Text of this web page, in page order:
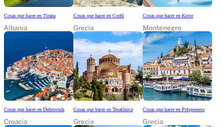
Cosas que hacer en Tirana
Albania
Cosas que hacer en Corfú
Grecia
Cosas que hacer en Kotor
Montenegro
Cosas que hacer en Dubrovnik
Croacia
Cosas que hacer en Tesalónica
Grecia
Cosas que hacer en Peloponeso
Grecia